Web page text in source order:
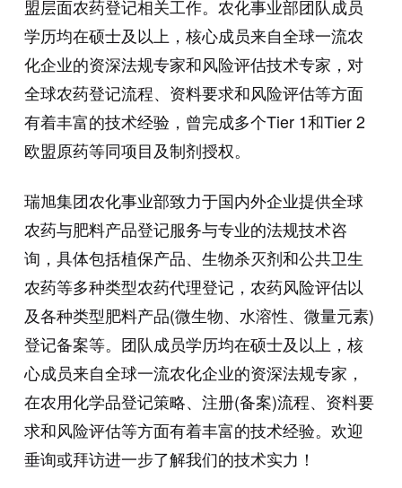
盟层面农药登记相关工作。农化事业部团队成员
学历均在硕士及以上，核心成员来自全球一流农
化企业的资深法规专家和风险评估技术专家，对
全球农药登记流程、资料要求和风险评估等方面
有着丰富的技术经验，曾完成多个Tier 1和Tier 2
欧盟原药等同项目及制剂授权。
瑞旭集团农化事业部致力于国内外企业提供全球
农药与肥料产品登记服务与专业的法规技术咨
询，具体包括植保产品、生物杀灭剂和公共卫生
农药等多种类型农药代理登记，农药风险评估以
及各种类型肥料产品(微生物、水溶性、微量元素)
登记备案等。团队成员学历均在硕士及以上，核
心成员来自全球一流农化企业的资深法规专家，
在农用化学品登记策略、注册(备案)流程、资料要
求和风险评估等方面有着丰富的技术经验。欢迎
垂询或拜访进一步了解我们的技术实力！